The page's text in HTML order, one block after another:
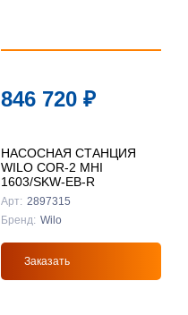
846 720 ₽
НАСОСНАЯ СТАНЦИЯ
WILO COR-2 MHI
1603/SKW-EB-R
Арт: 2897315
Бренд: Wilo
Заказать